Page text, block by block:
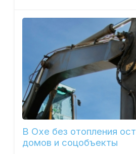
В Охе без отопления
домов и соцобъекты